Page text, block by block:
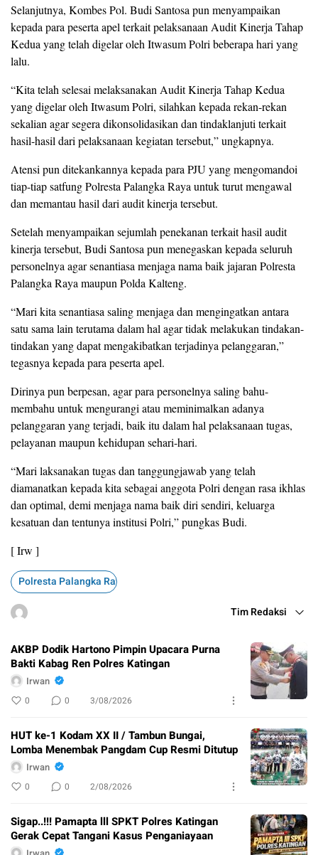
Selanjutnya, Kombes Pol. Budi Santosa pun menyampaikan
kepada para peserta apel terkait pelaksanaan Audit Kinerja Tahap
Kedua yang telah digelar oleh Itwasum Polri beberapa hari yang
lalu.
“Kita telah selesai melaksanakan Audit Kinerja Tahap Kedua
yang digelar oleh Itwasum Polri, silahkan kepada rekan-rekan
sekalian agar segera dikonsolidasikan dan tindaklanjuti terkait
hasil-hasil dari pelaksanaan kegiatan tersebut,” ungkapnya.
Atensi pun ditekankannya kepada para PJU yang mengomandoi
tiap-tiap satfung Polresta Palangka Raya untuk turut mengawal
dan memantau hasil dari audit kinerja tersebut.
Setelah menyampaikan sejumlah penekanan terkait hasil audit
kinerja tersebut, Budi Santosa pun menegaskan kepada seluruh
personelnya agar senantiasa menjaga nama baik jajaran Polresta
Palangka Raya maupun Polda Kalteng.
“Mari kita senantiasa saling menjaga dan mengingatkan antara
satu sama lain terutama dalam hal agar tidak melakukan tindakan-
tindakan yang dapat mengakibatkan terjadinya pelanggaran,”
tegasnya kepada para peserta apel.
Dirinya pun berpesan, agar para personelnya saling bahu-
membahu untuk mengurangi atau meminimalkan adanya
pelanggaran yang terjadi, baik itu dalam hal pelaksanaan tugas,
pelayanan maupun kehidupan sehari-hari.
“Mari laksanakan tugas dan tanggungjawab yang telah
diamanatkan kepada kita sebagai anggota Polri dengan rasa ikhlas
dan optimal, demi menjaga nama baik diri sendiri, keluarga
kesatuan dan tentunya institusi Polri,” pungkas Budi.
[ Irw ]
Polresta Palangka Raya
Tim Redaksi
AKBP Dodik Hartono Pimpin Upacara Purna
Bakti Kabag Ren Polres Katingan
Irwan
0 0 3/08/2026
HUT ke-1 Kodam XX II / Tambun Bungai,
Lomba Menembak Pangdam Cup Resmi Ditutup
Irwan
0 0 2/08/2026
Sigap..!!! Pamapta lll SPKT Polres Katingan
Gerak Cepat Tangani Kasus Penganiayaan